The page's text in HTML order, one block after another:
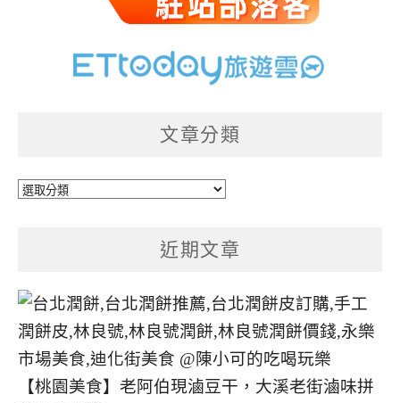
文章分類
文
近期文章
【桃園美食】老阿伯現滷豆干，大溪老街滷味拼